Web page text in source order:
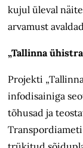
kujul üleval
arvamust
„Tallinna
Projekti
infodisainiga
tõhusad ja